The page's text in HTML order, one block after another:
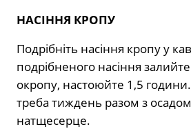
НАСІННЯ КРОПУ
Подрібніть насіння кропу у
подрібненого насіння
окропу, настоюйте 1,5
треба тиждень разом з
натщесерце.